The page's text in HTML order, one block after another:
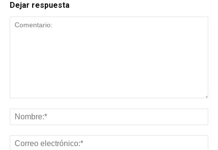
Dejar respuesta